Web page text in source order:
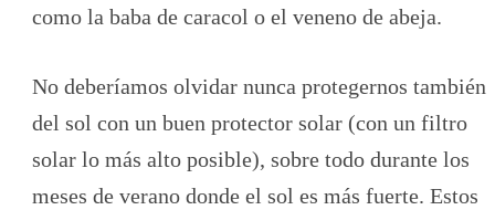
como la baba de caracol o el veneno de abeja.
No deberíamos olvidar nunca protegernos también
del sol con un buen protector solar (con un filtro
solar lo más alto posible), sobre todo durante los
meses de verano donde el sol es más fuerte. Estos